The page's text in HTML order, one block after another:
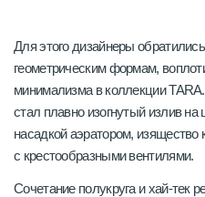
Для этого дизайнеры
геометрическим формам,
минимализма в коллекции
стал плавно изогнутый излив
насадкой аэратором, изящество
с крестообразными вентилями.
Сочетание полукруга и хай-тек